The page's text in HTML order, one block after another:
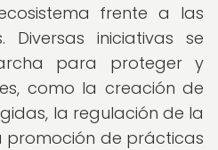
frente a las
Diversas iniciativas se
para proteger y
como la creación de
la regulación de la
promoción de prácticas